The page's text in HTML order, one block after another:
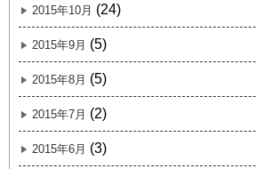
2015年10月 (24)
2015年9月 (5)
2015年8月 (5)
2015年7月 (2)
2015年6月 (3)